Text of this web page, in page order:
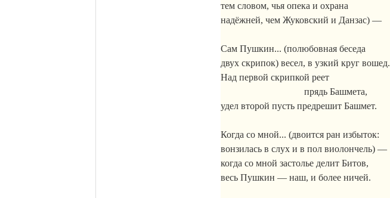
тем словом, чья опека и охрана
надёжней, чем Жуковский и Данзас) —
Сам Пушкин... (полюбовная беседа
двух скрипок) весел, в узкий круг вошед.
Над первой скрипкой реет
прядь Башмета,
удел второй пусть предрешит Башмет.
Когда со мной... (двоится ран избыток:
вонзилась в слухи в пол виолончель) —
когда со мной застолье делит Битов,
весь Пушкин — наш, и более ничей.